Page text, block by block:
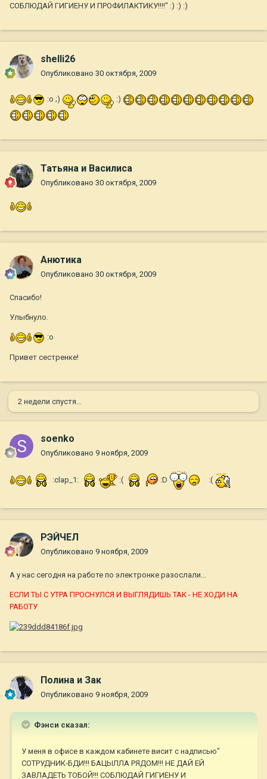
СОБЛЮДАЙ ГИГИЕНУ И ПРОФИЛАКТИКУ!!!!" :) :) :)
shelli26
Опубликовано 30 октября, 2009
:o ;) :)
Татьяна и Василиса
Опубликовано 30 октября, 2009
Анютика
Опубликовано 30 октября, 2009
Спасибо!
Улыбнуло.
:o
Привет сестренке!
2 недели спустя...
soenko
Опубликовано 9 ноября, 2009
:clap_1: :( :D :(
РЭЙЧЕЛ
Опубликовано 9 ноября, 2009
А у нас сегодня на работе по электронке разослали...
ЕСЛИ ТЫ С УТРА ПРОСНУЛСЯ И ВЫГЛЯДИШЬ ТАК - НЕ ХОДИ НА
РАБОТУ
Полина и Зак
Опубликовано 9 ноября, 2009
Фэнси сказал:
У меня в офисе в каждом кабинете висит с надписью"
СОТРУДНИК-БДИ!!! БАЦЫЛЛА РЯДОМ!!! НЕ ДАЙ ЕЙ
ЗАВЛАДЕТЬ ТОБОЙ!!! СОБЛЮДАЙ ГИГИЕНУ И